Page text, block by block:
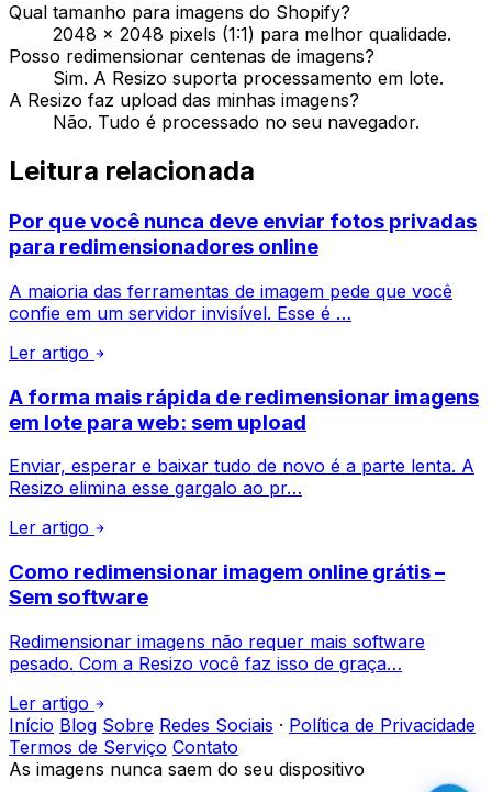
Qual tamanho para imagens do Shopify?
2048 × 2048 pixels (1:1) para melhor qualidade.
Posso redimensionar centenas de imagens?
Sim. A Resizo suporta processamento em lote.
A Resizo faz upload das minhas imagens?
Não. Tudo é processado no seu navegador.
Leitura relacionada
Por que você nunca deve enviar fotos privadas
para redimensionadores online
A maioria das ferramentas de imagem pede que você
confie em um servidor invisível. Esse é …
Ler artigo
A forma mais rápida de redimensionar imagens
em lote para web: sem upload
Enviar, esperar e baixar tudo de novo é a parte lenta. A
Resizo elimina esse gargalo ao pr…
Ler artigo
Como redimensionar imagem online grátis –
Sem software
Redimensionar imagens não requer mais software
pesado. Com a Resizo você faz isso de graça…
Ler artigo
Início Blog Sobre Redes Sociais · Política de Privacidade
Termos de Serviço Contato
As imagens nunca saem do seu dispositivo